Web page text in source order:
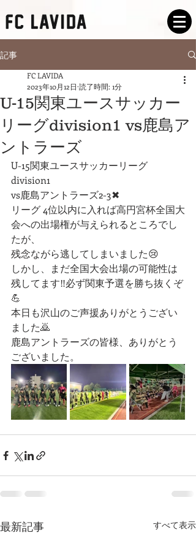
記事
U-15関東ユースサッカー
リーグdivision1 vs鹿島ア
ントラーズ
FC LAVIDA
2023年10月12日 読了時間: 1分
U-15関東ユースサッカーリーグ
division1
vs鹿島アントラーズ2-3✖︎
リーグ 4位以内に入れば高円宮杯全国大
会への出場権が与えられるところでし
たが、
残念ながら逃してしまいました😢
しかし、まだ全国大会出場の可能性は
残してます‼️必ず関東予選を勝ち抜くぞ
💪
本日も沢山のご声援ありがとうござい
ました🙇
鹿島アントラーズの皆様、ありがとう
ございました。
最新記事 すべて表示